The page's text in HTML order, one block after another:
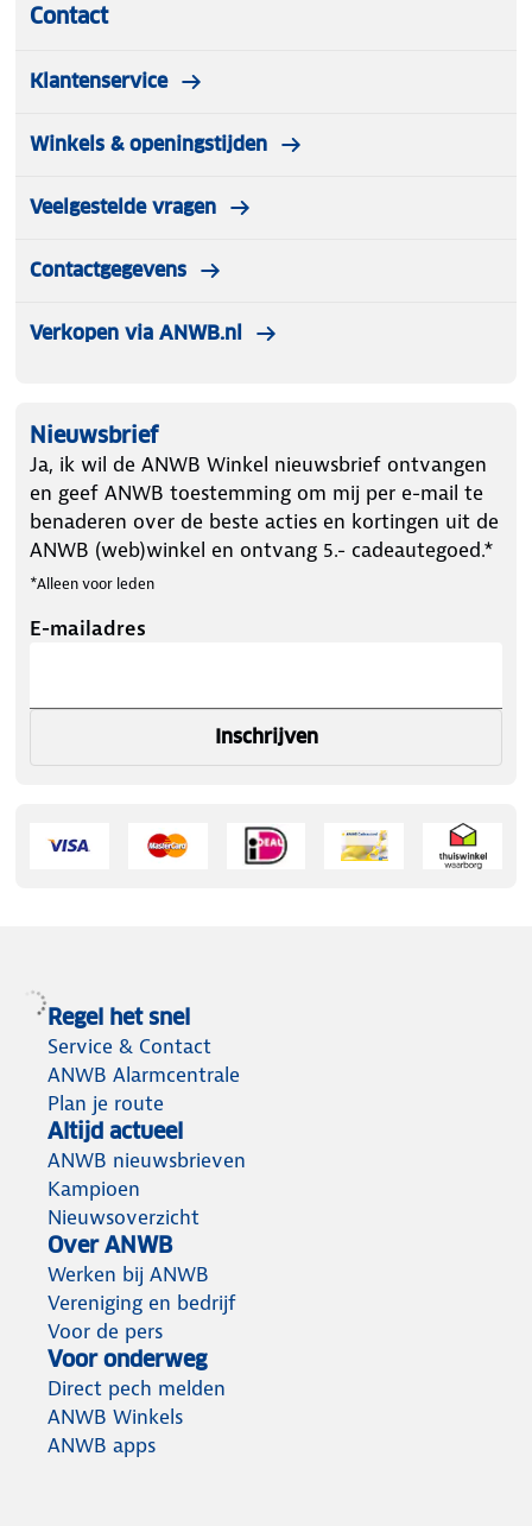
Contact
Klantenservice
Winkels & openingstijden
Veelgestelde vragen
Contactgegevens
Verkopen via ANWB.nl
Nieuwsbrief
Ja, ik wil de ANWB Winkel nieuwsbrief ontvangen
en geef ANWB toestemming om mij per e-mail te
benaderen over de beste acties en kortingen uit de
ANWB (web)winkel en ontvang 5.- cadeautegoed.*
*Alleen voor leden
E-mailadres
Inschrijven
Regel het snel
Service & Contact
ANWB Alarmcentrale
Plan je route
Altijd actueel
ANWB nieuwsbrieven
Kampioen
Nieuwsoverzicht
Over ANWB
Werken bij ANWB
Vereniging en bedrijf
Voor de pers
Voor onderweg
Direct pech melden
ANWB Winkels
ANWB apps